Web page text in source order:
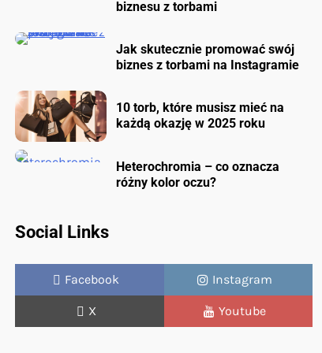
biznesu z torbami
Jak skutecznie promować swój
biznes z torbami na Instagramie
10 torb, które musisz mieć na
każdą okazję w 2025 roku
Heterochromia – co oznacza
różny kolor oczu?
Social Links
Facebook Instagram
X Youtube